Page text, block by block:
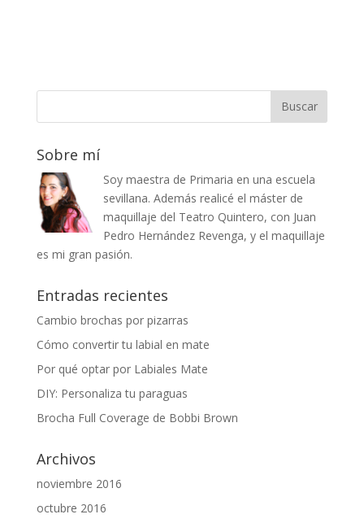
Sobre mí
Soy maestra de Primaria en una escuela
sevillana. Además realicé el máster de
maquillaje del Teatro Quintero, con Juan
Pedro Hernández Revenga, y el maquillaje
es mi gran pasión.
Entradas recientes
Cambio brochas por pizarras
Cómo convertir tu labial en mate
Por qué optar por Labiales Mate
DIY: Personaliza tu paraguas
Brocha Full Coverage de Bobbi Brown
Archivos
noviembre 2016
octubre 2016